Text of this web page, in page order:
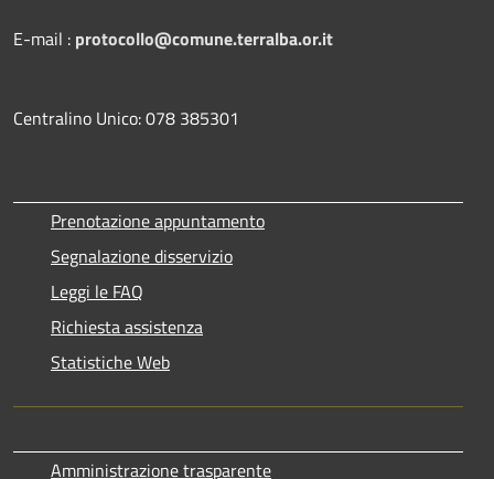
E-mail : protocollo@comune.terralba.or.it
Centralino Unico: 078 385301
Prenotazione appuntamento
Segnalazione disservizio
Leggi le FAQ
Richiesta assistenza
Statistiche Web
Amministrazione trasparente